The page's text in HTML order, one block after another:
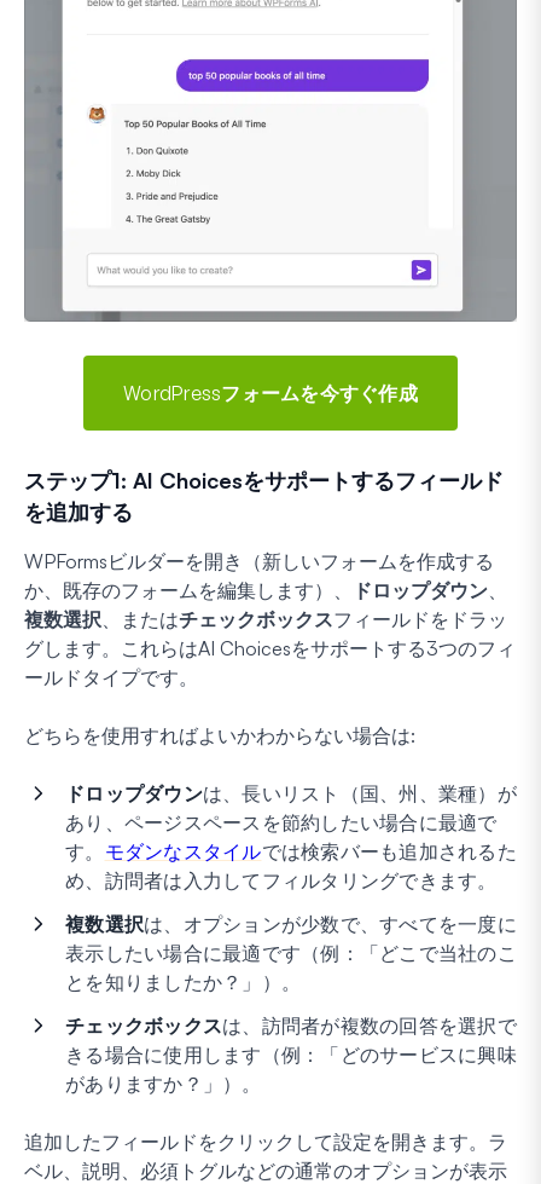
WordPressフォームを今すぐ作成
ステップ1: AI Choicesをサポートするフィールド
を追加する
WPFormsビルダーを開き（新しいフォームを作成する
か、既存のフォームを編集します）、
ドロップダウン、
複数選択、またはチェックボックスフィールドをドラッ
グします。これらはAI Choicesをサポートする3つのフィ
ールドタイプです。
どちらを使用すればよいかわからない場合は:
ドロップダウンは、長いリスト（国、州、業種）が
あり、ページスペースを節約したい場合に最適で
す。 モダンなスタイルでは検索バーも追加されるた
め、訪問者は入力してフィルタリングできます。
複数選択は、オプションが少数で、すべてを一度に
表示したい場合に最適です（例：「どこで当社のこ
とを知りましたか？」）。
チェックボックスは、訪問者が複数の回答を選択で
きる場合に使用します（例：「どのサービスに興味
がありますか？」）。
追加したフィールドをクリックして設定を開きます。ラ
ベル、説明、必須トグルなどの通常のオプションが表示